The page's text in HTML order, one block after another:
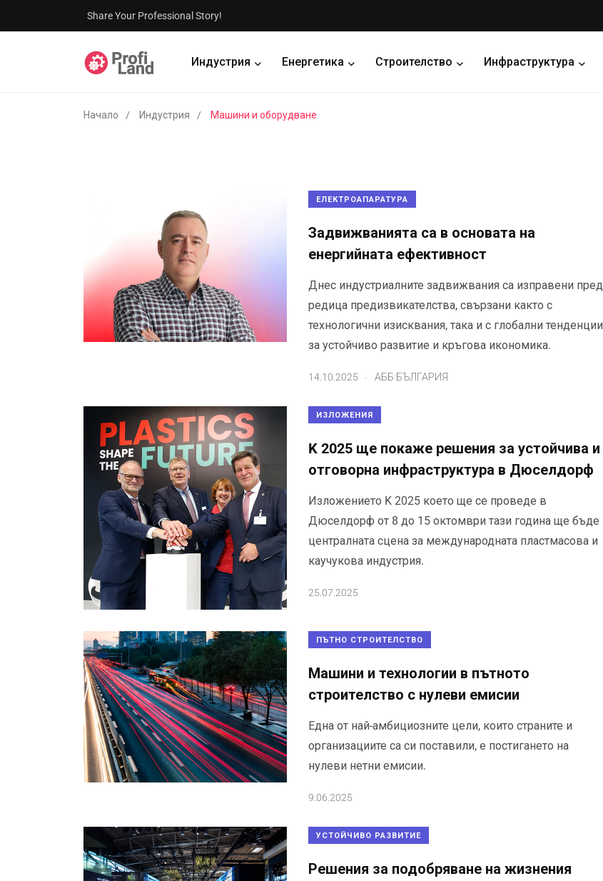
Share Your Professional Story!
Индустрия Енергетика Строителство Инфраструктура
Начало Индустрия Машини и оборудване
ЕЛЕКТРОАПАРАТУРА
Задвижванията са в основата на
енергийната ефективност
Днес индустриалните задвижвания са изправени пред
редица предизвикателства, свързани както с
технологични изисквания, така и с глобални тенденции
за устойчиво развитие и кръгова икономика.
14.10.2025 АББ БЪЛГАРИЯ
ИЗЛОЖЕНИЯ
K 2025 ще покаже решения за устойчива и
отговорна инфраструктура в Дюселдорф
Изложението K 2025 което ще се проведе в
Дюселдорф от 8 до 15 октомври тази година ще бъде
централната сцена за международната пластмасова и
каучукова индустрия.
25.07.2025
ПЪТНО СТРОИТЕЛСТВО
Машини и технологии в пътното
строителство с нулеви емисии
Една от най-амбициозните цели, които страните и
организациите са си поставили, е постигането на
нулеви нетни емисии.
9.06.2025
УСТОЙЧИВО РАЗВИТИЕ
Решения за подобряване на жизнения